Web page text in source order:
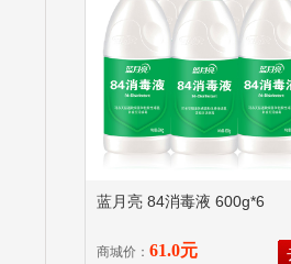
蓝月亮 84消毒液 600g*6
商城价： 61.0元